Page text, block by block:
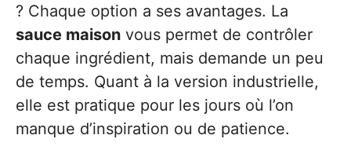
? Chaque option a ses avantages. La
sauce maison vous permet de contrôler
chaque ingrédient, mais demande un peu
de temps. Quant à la version industrielle,
elle est pratique pour les jours où l’on
manque d’inspiration ou de patience.